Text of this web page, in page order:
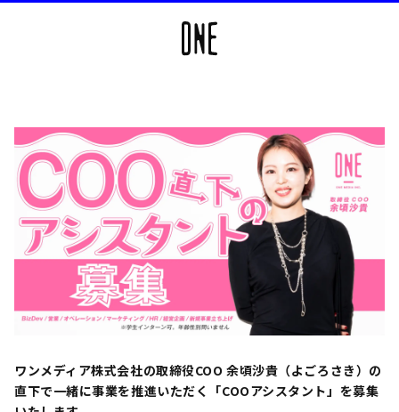
ワンメディア株式会社の取締役COO 余頃沙貴（よごろさき）の
直下で一緒に事業を推進いただく「COOアシスタント」を募集